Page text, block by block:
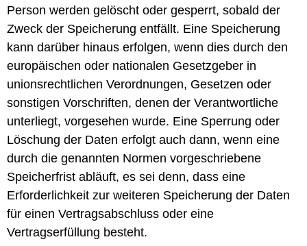
Person werden gelöscht oder gesperrt, sobald der
Zweck der Speicherung entfällt. Eine Speicherung
kann darüber hinaus erfolgen, wenn dies durch den
europäischen oder nationalen Gesetzgeber in
unionsrechtlichen Verordnungen, Gesetzen oder
sonstigen Vorschriften, denen der Verantwortliche
unterliegt, vorgesehen wurde. Eine Sperrung oder
Löschung der Daten erfolgt auch dann, wenn eine
durch die genannten Normen vorgeschriebene
Speicherfrist abläuft, es sei denn, dass eine
Erforderlichkeit zur weiteren Speicherung der Daten
für einen Vertragsabschluss oder eine
Vertragserfüllung besteht.